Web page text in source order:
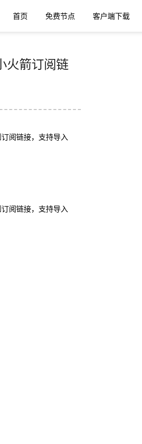
首页 免费节点 客户端下载
火箭订阅链
阅链接，支持导入
阅链接，支持导入